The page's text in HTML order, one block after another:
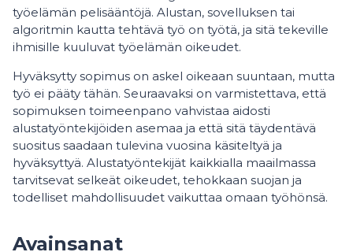
työelämän pelisääntöjä. Alustan, sovelluksen tai
algoritmin kautta tehtävä työ on työtä, ja sitä tekeville
ihmisille kuuluvat työelämän oikeudet.
Hyväksytty sopimus on askel oikeaan suuntaan, mutta
työ ei pääty tähän. Seuraavaksi on varmistettava, että
sopimuksen toimeenpano vahvistaa aidosti
alustatyöntekijöiden asemaa ja että sitä täydentävä
suositus saadaan tulevina vuosina käsiteltyä ja
hyväksyttyä. Alustatyöntekijät kaikkialla maailmassa
tarvitsevat selkeät oikeudet, tehokkaan suojan ja
todelliset mahdollisuudet vaikuttaa omaan työhönsä.
Avainsanat